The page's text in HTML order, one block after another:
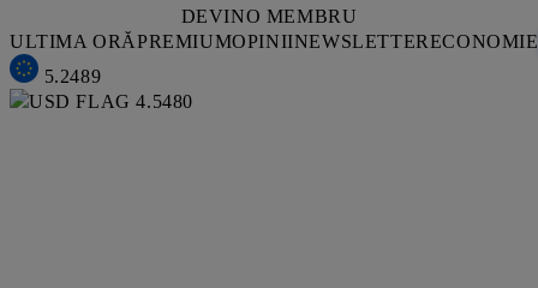
DEVINO MEMBRU
ULTIMA ORĂPREMIUMOPINIINEWSLETTERECONOMIE
5.2489
4.5480